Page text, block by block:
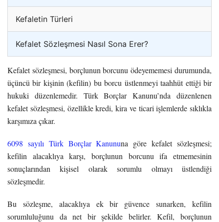
Kefaletin Türleri
Kefalet Sözleşmesi Nasıl Sona Erer?
Kefalet sözleşmesi, borçlunun borcunu ödeyememesi durumunda,
üçüncü bir kişinin (kefilin) bu borcu üstlenmeyi taahhüt ettiği bir
hukuki düzenlemedir. Türk Borçlar Kanunu’nda düzenlenen
kefalet sözleşmesi, özellikle kredi, kira ve ticari işlemlerde sıklıkla
karşımıza çıkar.
6098 sayılı Türk Borçlar Kanununa göre kefalet sözleşmesi;
kefilin alacaklıya karşı, borçlunun borcunu ifa etmemesinin
sonuçlarından kişisel olarak sorumlu olmayı üstlendiği
sözleşmedir.
Bu sözleşme, alacaklıya ek bir güvence sunarken, kefilin
sorumluluğunu da net bir şekilde belirler. Kefil, borçlunun